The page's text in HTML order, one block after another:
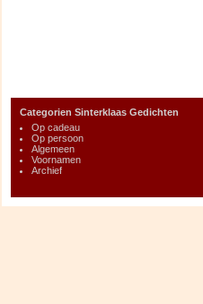
Categorien Sinterklaas Gedichten
Op cadeau
Op persoon
Algemeen
Voornamen
Archief